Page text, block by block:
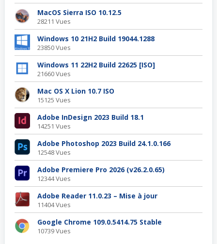
MacOS Sierra ISO 10.12.5
28211 Vues
Windows 10 21H2 Build 19044.1288
23850 Vues
Windows 11 22H2 Build 22625 [ISO]
21660 Vues
Mac OS X Lion 10.7 ISO
15125 Vues
Adobe InDesign 2023 Build 18.1
14251 Vues
Adobe Photoshop 2023 Build 24.1.0.166
12548 Vues
Adobe Premiere Pro 2026 (v26.2.0.65)
12344 Vues
Adobe Reader 11.0.23 – Mise à jour
11404 Vues
Google Chrome 109.0.5414.75 Stable
10739 Vues